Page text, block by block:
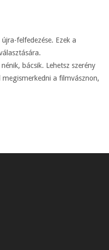
felfedezése. Ezek a
bácsik. Lehetsz szerény
a filmvásznon,